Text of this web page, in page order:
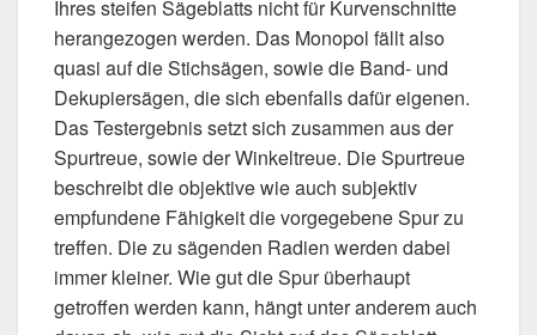
Ihres steifen Sägeblatts nicht für Kurvenschnitte
herangezogen werden. Das Monopol fällt also
quasi auf die Stichsägen, sowie die Band- und
Dekupiersägen, die sich ebenfalls dafür eigenen.
Das Testergebnis setzt sich zusammen aus der
Spurtreue, sowie der Winkeltreue. Die Spurtreue
beschreibt die objektive wie auch subjektiv
empfundene Fähigkeit die vorgegebene Spur zu
treffen. Die zu sägenden Radien werden dabei
immer kleiner. Wie gut die Spur überhaupt
getroffen werden kann, hängt unter anderem auch